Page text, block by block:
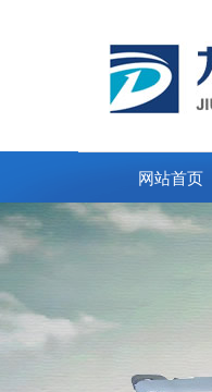
网站首页